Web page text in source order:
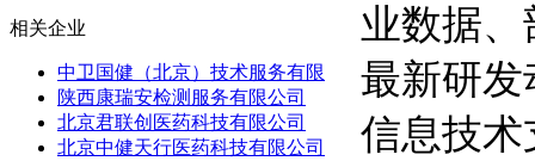
相关企业
中卫国健（北京）技术服务有限
陕西康瑞安检测服务有限公司
北京君联创医药科技有限公司
北京中健天行医药科技有限公司
业数据
最新研发
信息技术